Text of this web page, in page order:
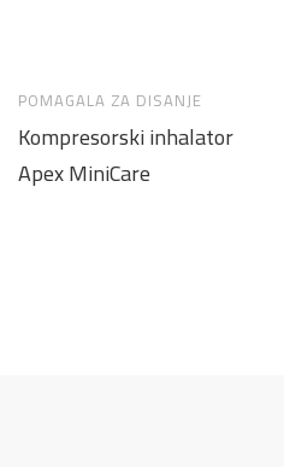
POMAGALA ZA DISANJE
Kompresorski inhalator
Apex MiniCare